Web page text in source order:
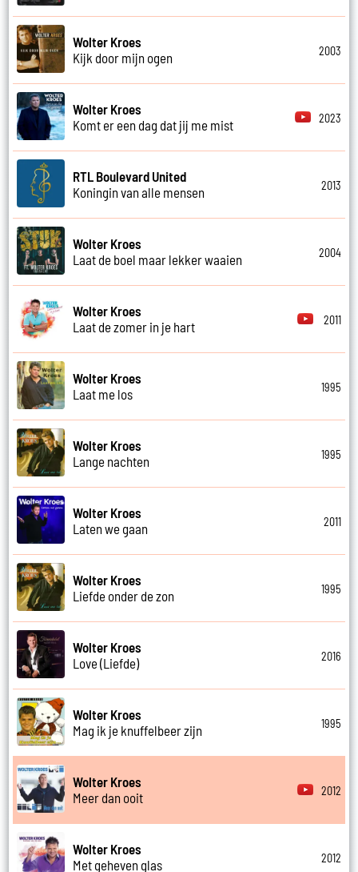
Wolter Kroes
Kijk door mijn ogen
2003
Wolter Kroes
Komt er een dag dat jij me mist
2023
RTL Boulevard United
Koningin van alle mensen
2013
Wolter Kroes
Laat de boel maar lekker waaien
2004
Wolter Kroes
Laat de zomer in je hart
2011
Wolter Kroes
Laat me los
1995
Wolter Kroes
Lange nachten
1995
Wolter Kroes
Laten we gaan
2011
Wolter Kroes
Liefde onder de zon
1995
Wolter Kroes
Love (Liefde)
2016
Wolter Kroes
Mag ik je knuffelbeer zijn
1995
Wolter Kroes
Meer dan ooit
2012
Wolter Kroes
Met geheven glas
2012